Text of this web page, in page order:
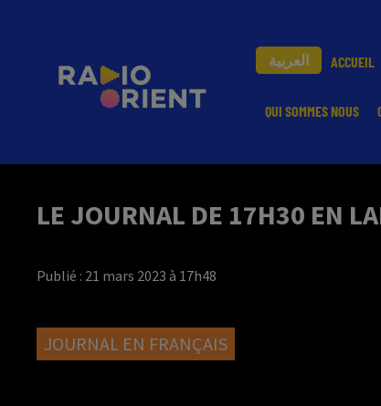
العربية ACCUEIL
QUI SOMMES NOUS
LE JOURNAL DE 17H30 EN
Publié : 21 mars 2023 à 17h48
JOURNAL EN FRANÇAIS